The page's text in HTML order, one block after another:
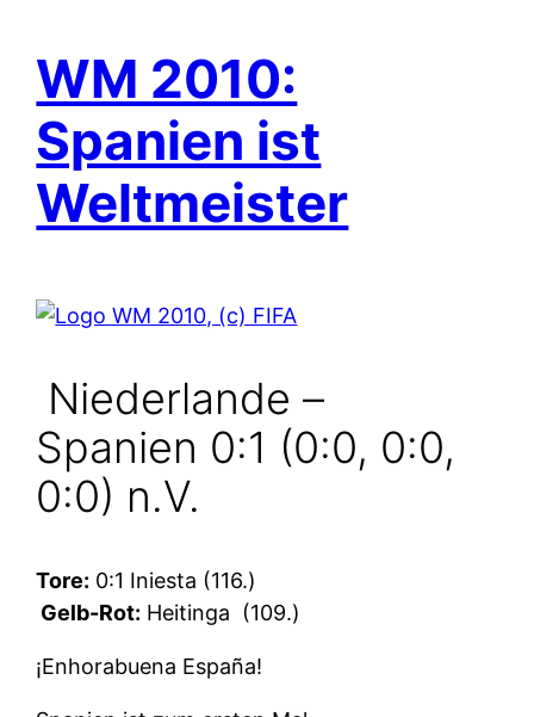
WM 2010:
Spanien ist
Weltmeister
Niederlande –
Spanien 0:1 (0:0, 0:0,
0:0) n.V.
Tore: 0:1 Iniesta (116.)
Gelb-Rot: Heitinga (109.)
¡Enhorabuena España!